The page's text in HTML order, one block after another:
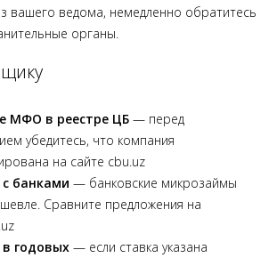
вашего ведома, немедленно обратитесь
органы.
МФО в реестре ЦБ — перед
убедитесь, что компания
на сайте cbu.uz
банками — банковские микрозаймы
Сравните предложения на
годовых — если ставка указана